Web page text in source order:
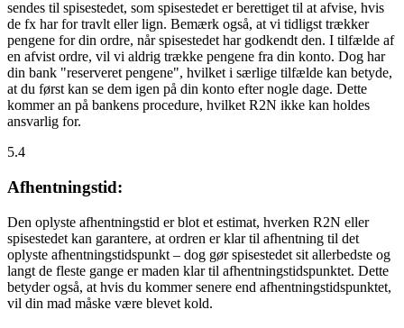
sendes til spisestedet, som spisestedet er berettiget til at afvise, hvis
de fx har for travlt eller lign. Bemærk også, at vi tidligst trækker
pengene for din ordre, når spisestedet har godkendt den. I tilfælde af
en afvist ordre, vil vi aldrig trække pengene fra din konto. Dog har
din bank "reserveret pengene", hvilket i særlige tilfælde kan betyde,
at du først kan se dem igen på din konto efter nogle dage. Dette
kommer an på bankens procedure, hvilket R2N ikke kan holdes
ansvarlig for.
5.4
Afhentningstid:
Den oplyste afhentningstid er blot et estimat, hverken R2N eller
spisestedet kan garantere, at ordren er klar til afhentning til det
oplyste afhentningstidspunkt – dog gør spisestedet sit allerbedste og
langt de fleste gange er maden klar til afhentningstidspunktet. Dette
betyder også, at hvis du kommer senere end afhentningstidspunktet,
vil din mad måske være blevet kold.